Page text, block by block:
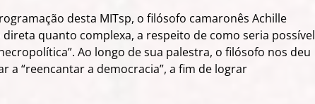
desta MITsp, o filósofo camaronês Achille
quanto complexa, a respeito de como seria possível
Ao longo de sua palestra, o filósofo nos deu
a “reencantar a democracia”, a fim de lograr